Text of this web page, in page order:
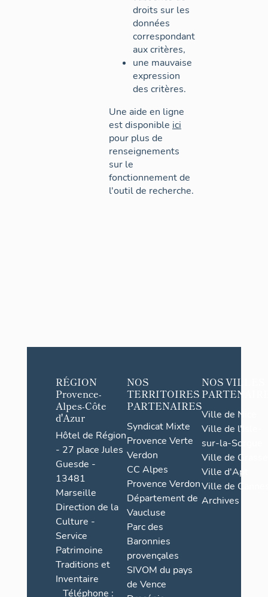
droits sur les
données
correspondant
aux critères,
une mauvaise
expression
des critères.
Une aide en ligne
est disponible ici
pour plus de
renseignements
sur le
fonctionnement de
l'outil de recherche.
RÉGION
Provence-
Alpes-Côte
d'Azur
Hôtel de Région
- 27 place Jules
Guesde -
13481
Marseille
Direction de la
Culture -
Service
Patrimoine
Traditions et
Inventaire
Téléphone :
NOS
TERRITOIRES
PARTENAIRES
Syndicat Mixte
Provence Verte
Verdon
CC Alpes
Provence Verdon
Département de
Vaucluse
Parc des
Baronnies
provençales
SIVOM du pays
de Vence
NOS VILLES
Ville de Nice
Ville de l'Isle-
sur-la-Sorgue
Ville de Grasse
Ville d'Apt
Ville de
Archives